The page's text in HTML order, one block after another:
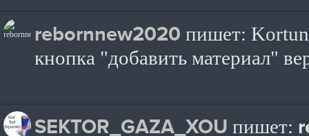
rebornnew2020 пишет:
кнопка "добавить материал"
SEKTOR_GAZA_XOU пишет: